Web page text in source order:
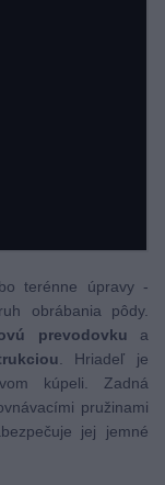
terénne úpravy -
obrábania pôdy.
prevodovku a
. Hriadeľ je
kúpeli. Zadná
pružinami
jej jemné